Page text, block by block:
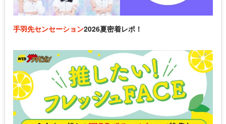
手羽先センセーション2026夏密着レポ！